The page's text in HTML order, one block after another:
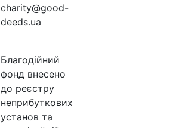
charity@good-
deeds.ua
Благодійний
фонд внесено
до реєстру
неприбуткових
установ та